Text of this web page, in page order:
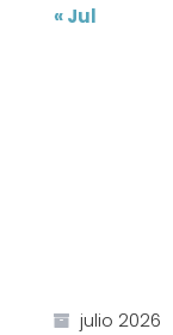
« Jul
julio 2026